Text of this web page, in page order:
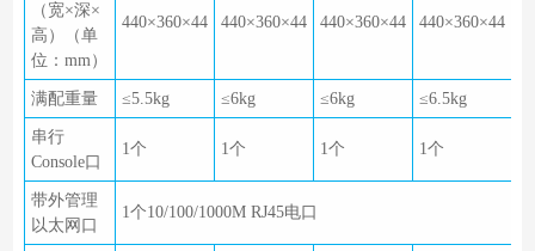
（宽×深×
高）（单
位：mm）
440×360×44 440×360×44 440×360×44 440×360×44
满配重量 ≤5.5kg ≤6kg ≤6kg ≤6.5kg
串行
Console口
1个 1个 1个 1个
带外管理
以太网口
1个10/100/1000M RJ45电口